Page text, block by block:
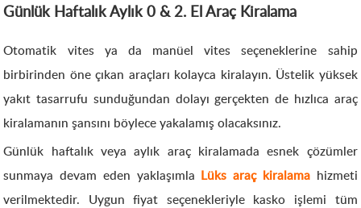
Günlük Haftalık Aylık 0 & 2. El Araç Kiralama
Otomatik vites ya da manüel vites seçeneklerine sahip
birbirinden öne çıkan araçları kolayca kiralayın. Üstelik yüksek
yakıt tasarrufu sunduğundan dolayı gerçekten de hızlıca araç
kiralamanın şansını böylece yakalamış olacaksınız.
Günlük haftalık veya aylık araç kiralamada esnek çözümler
sunmaya devam eden yaklaşımla Lüks araç kiralama hizmeti
verilmektedir. Uygun fiyat seçenekleriyle kasko işlemi tüm